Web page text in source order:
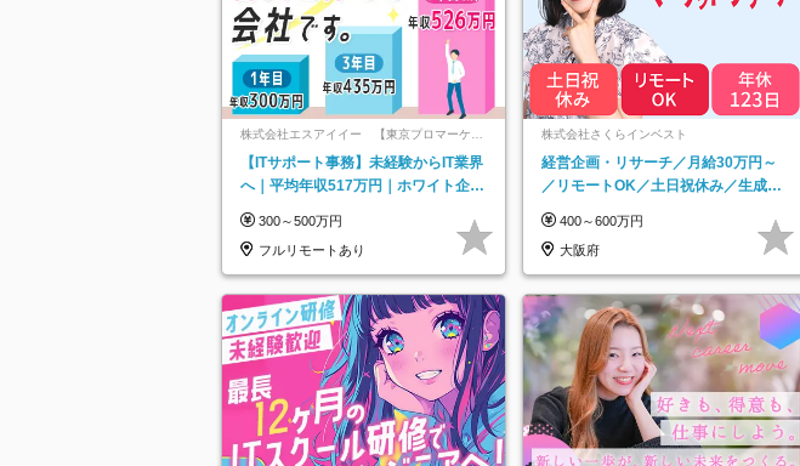
株式会社エスアイイー 【東京プロマーケッ
ト上場】
【ITサポート事務】未経験からIT業界
へ｜平均年収517万円｜ホワイト企業
300～500万円
フルリモートあり
株式会社さくらインベスト
経営企画・リサーチ／月給30万円～
／リモートOK／土日祝休み／生成AI
400～600万円
大阪府